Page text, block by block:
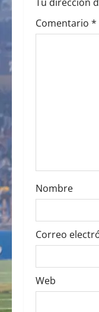
v
o
n
Comentario *
Nombre
Correo
Web